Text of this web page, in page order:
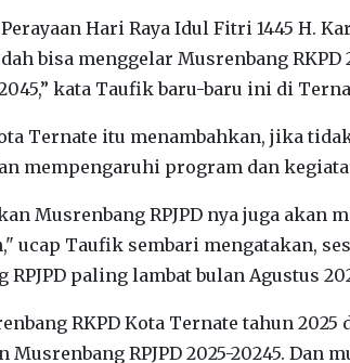
Hari Raya Idul Fitri 1445 H.
bisa menggelar Musrenbang
kata Taufik baru-baru ini di
Ternate itu menambahkan, jika
mempengaruhi program dan
Musrenbang RPJPD nya juga akan
ucap Taufik sembari mengatakan,
paling lambat bulan Agustus
RKPD Kota Ternate tahun 2025
RPJPD 2025-20245. Dan